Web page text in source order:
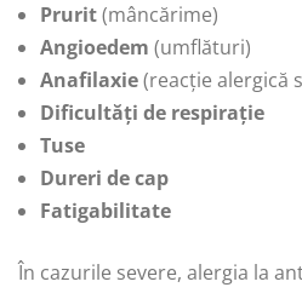
Prurit(mâncărime)
Angioedem (umflături)
Anafilaxie(reacție alergică
Dificultăți de respirație
Tuse
Dureri de cap
Fatigabilitate
În cazurile severe, alergia la